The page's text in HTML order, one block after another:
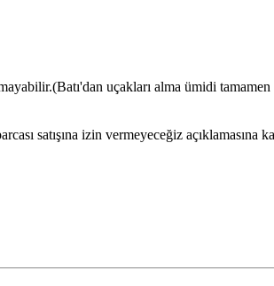
uçakları alma ümidi
satışına izin vermeyeceğiz açıklamasına